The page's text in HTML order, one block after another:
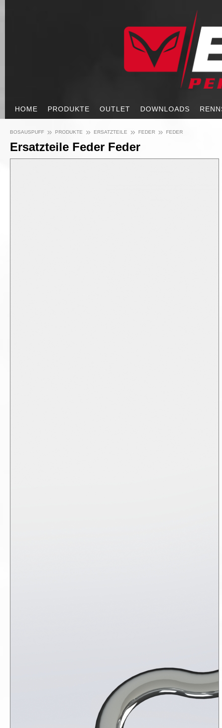
HOME PRODUKTE OUTLET DOWNLOADS
BOSAUSPUFF » PRODUKTE » ERSATZTEILE » FEDER » FEDER
Ersatzteile Feder Feder